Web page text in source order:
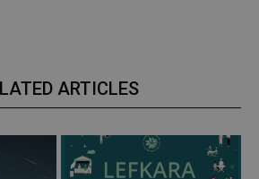
ARTICLES